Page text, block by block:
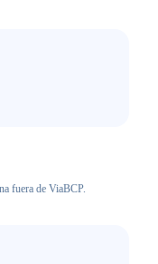
fuera de ViaBCP.